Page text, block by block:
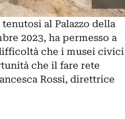
tenutosi al Palazzo della
2023, ha permesso a
che i musei civici
che il fare rete
Rossi, direttrice